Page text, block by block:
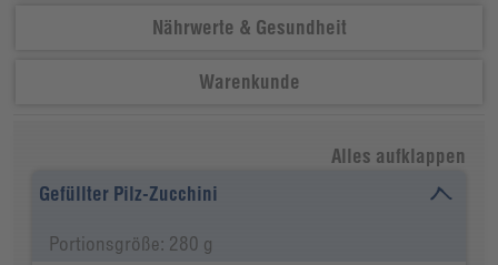
Nährwerte & Gesundheit
Warenkunde
Alles aufklappen
Gefüllter Pilz-Zucchini
Portionsgröße: 280 g